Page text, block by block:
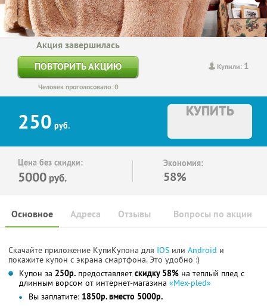
Купили: 1
Акция завершилась
ПОВТОРИТЬ АКЦИЮ
Человек проголосовало: 0
250 руб.
КУПИТЬ
Цена без скидки:
5000 руб.
Экономия:
58%
Основное Отзывы Вопросы по акции
Адреса
Скачайте приложение КупиКупона для IOS или Android и
покажите купон с экрана смартфона. Это удобно :)
Купон за 250р. предоставляет скидку 58% на теплый плед с
длинным ворсом от интернет-магазина «Мех-pled»
Вы заплатите: 1850р. вместо 5000р.